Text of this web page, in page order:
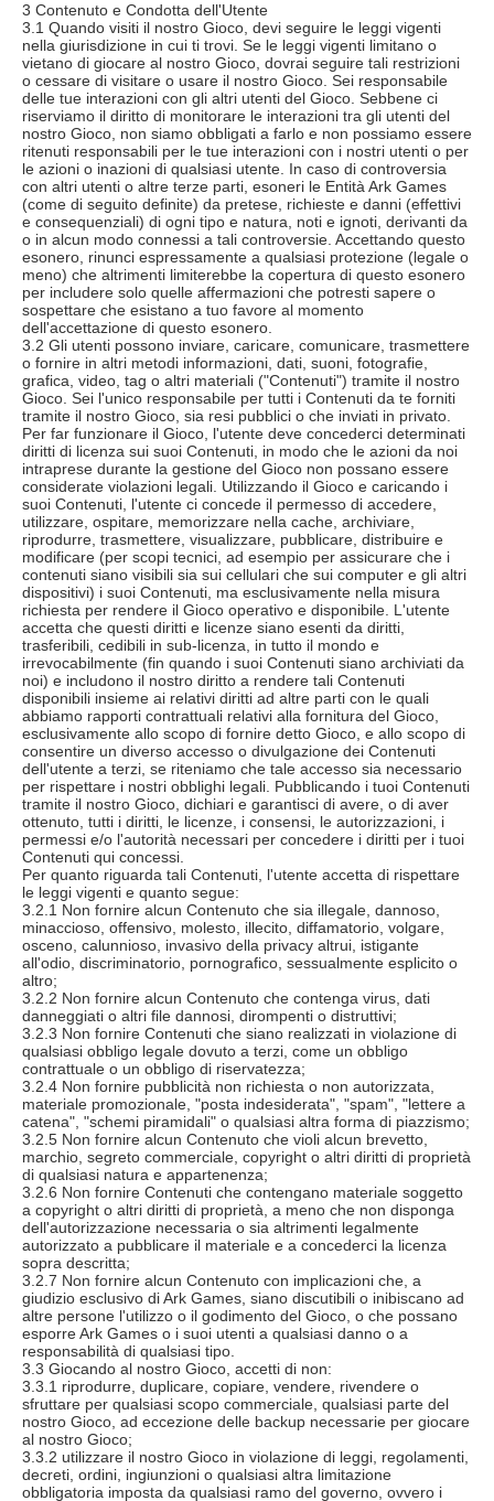
3 Contenuto e Condotta dell'Utente
3.1 Quando visiti il nostro Gioco, devi seguire le leggi vigenti
nella giurisdizione in cui ti trovi. Se le leggi vigenti limitano o
vietano di giocare al nostro Gioco, dovrai seguire tali restrizioni
o cessare di visitare o usare il nostro Gioco. Sei responsabile
delle tue interazioni con gli altri utenti del Gioco. Sebbene ci
riserviamo il diritto di monitorare le interazioni tra gli utenti del
nostro Gioco, non siamo obbligati a farlo e non possiamo essere
ritenuti responsabili per le tue interazioni con i nostri utenti o per
le azioni o inazioni di qualsiasi utente. In caso di controversia
con altri utenti o altre terze parti, esoneri le Entità Ark Games
(come di seguito definite) da pretese, richieste e danni (effettivi
e consequenziali) di ogni tipo e natura, noti e ignoti, derivanti da
o in alcun modo connessi a tali controversie. Accettando questo
esonero, rinunci espressamente a qualsiasi protezione (legale o
meno) che altrimenti limiterebbe la copertura di questo esonero
per includere solo quelle affermazioni che potresti sapere o
sospettare che esistano a tuo favore al momento
dell'accettazione di questo esonero.
3.2 Gli utenti possono inviare, caricare, comunicare, trasmettere
o fornire in altri metodi informazioni, dati, suoni, fotografie,
grafica, video, tag o altri materiali ("Contenuti") tramite il nostro
Gioco. Sei l'unico responsabile per tutti i Contenuti da te forniti
tramite il nostro Gioco, sia resi pubblici o che inviati in privato.
Per far funzionare il Gioco, l'utente deve concederci determinati
diritti di licenza sui suoi Contenuti, in modo che le azioni da noi
intraprese durante la gestione del Gioco non possano essere
considerate violazioni legali. Utilizzando il Gioco e caricando i
suoi Contenuti, l'utente ci concede il permesso di accedere,
utilizzare, ospitare, memorizzare nella cache, archiviare,
riprodurre, trasmettere, visualizzare, pubblicare, distribuire e
modificare (per scopi tecnici, ad esempio per assicurare che i
contenuti siano visibili sia sui cellulari che sui computer e gli altri
dispositivi) i suoi Contenuti, ma esclusivamente nella misura
richiesta per rendere il Gioco operativo e disponibile. L'utente
accetta che questi diritti e licenze siano esenti da diritti,
trasferibili, cedibili in sub-licenza, in tutto il mondo e
irrevocabilmente (fin quando i suoi Contenuti siano archiviati da
noi) e includono il nostro diritto a rendere tali Contenuti
disponibili insieme ai relativi diritti ad altre parti con le quali
abbiamo rapporti contrattuali relativi alla fornitura del Gioco,
esclusivamente allo scopo di fornire detto Gioco, e allo scopo di
consentire un diverso accesso o divulgazione dei Contenuti
dell'utente a terzi, se riteniamo che tale accesso sia necessario
per rispettare i nostri obblighi legali. Pubblicando i tuoi Contenuti
tramite il nostro Gioco, dichiari e garantisci di avere, o di aver
ottenuto, tutti i diritti, le licenze, i consensi, le autorizzazioni, i
permessi e/o l'autorità necessari per concedere i diritti per i tuoi
Contenuti qui concessi.
Per quanto riguarda tali Contenuti, l'utente accetta di rispettare
le leggi vigenti e quanto segue:
3.2.1 Non fornire alcun Contenuto che sia illegale, dannoso,
minaccioso, offensivo, molesto, illecito, diffamatorio, volgare,
osceno, calunnioso, invasivo della privacy altrui, istigante
all'odio, discriminatorio, pornografico, sessualmente esplicito o
altro;
3.2.2 Non fornire alcun Contenuto che contenga virus, dati
danneggiati o altri file dannosi, dirompenti o distruttivi;
3.2.3 Non fornire Contenuti che siano realizzati in violazione di
qualsiasi obbligo legale dovuto a terzi, come un obbligo
contrattuale o un obbligo di riservatezza;
3.2.4 Non fornire pubblicità non richiesta o non autorizzata,
materiale promozionale, "posta indesiderata", "spam", "lettere a
catena", "schemi piramidali" o qualsiasi altra forma di piazzismo;
3.2.5 Non fornire alcun Contenuto che violi alcun brevetto,
marchio, segreto commerciale, copyright o altri diritti di proprietà
di qualsiasi natura e appartenenza;
3.2.6 Non fornire Contenuti che contengano materiale soggetto
a copyright o altri diritti di proprietà, a meno che non disponga
dell'autorizzazione necessaria o sia altrimenti legalmente
autorizzato a pubblicare il materiale e a concederci la licenza
sopra descritta;
3.2.7 Non fornire alcun Contenuto con implicazioni che, a
giudizio esclusivo di Ark Games, siano discutibili o inibiscano ad
altre persone l'utilizzo o il godimento del Gioco, o che possano
esporre Ark Games o i suoi utenti a qualsiasi danno o a
responsabilità di qualsiasi tipo.
3.3 Giocando al nostro Gioco, accetti di non:
3.3.1 riprodurre, duplicare, copiare, vendere, rivendere o
sfruttare per qualsiasi scopo commerciale, qualsiasi parte del
nostro Gioco, ad eccezione delle backup necessarie per giocare
al nostro Gioco;
3.3.2 utilizzare il nostro Gioco in violazione di leggi, regolamenti,
decreti, ordini, ingiunzioni o qualsiasi altra limitazione
obbligatoria imposta da qualsiasi ramo del governo, ovvero i